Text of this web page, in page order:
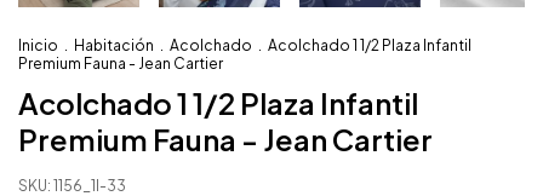
Inicio . Habitación . Acolchado . Acolchado 1 1/2 Plaza Infantil
Premium Fauna - Jean Cartier
Acolchado 1 1/2 Plaza Infantil
Premium Fauna - Jean Cartier
SKU: 1156_1I-33